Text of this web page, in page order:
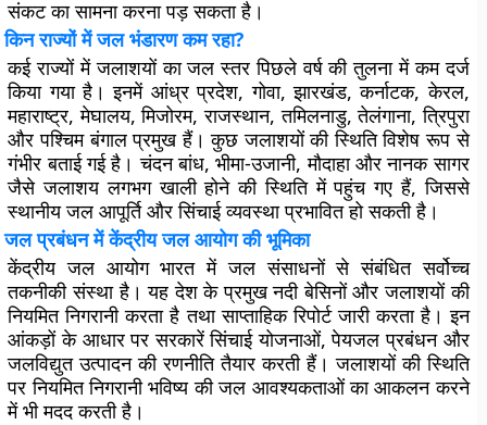
संकट का सामना करना पड़ सकता है।
किन राज्यों में जल भंडारण कम रहा?
कई राज्यों में जलाशयों का जल स्तर पिछले वर्ष की तुलना में कम दर्ज
किया गया है। इनमें आंध्र प्रदेश, गोवा, झारखंड, कर्नाटक, केरल,
महाराष्ट्र, मेघालय, मिजोरम, राजस्थान, तमिलनाडु, तेलंगाना, त्रिपुरा
और पश्चिम बंगाल प्रमुख हैं। कुछ जलाशयों की स्थिति विशेष रूप से
गंभीर बताई गई है। चंदन बांध, भीमा-उजानी, मौदाहा और नानक सागर
जैसे जलाशय लगभग खाली होने की स्थिति में पहुंच गए हैं, जिससे
स्थानीय जल आपूर्ति और सिंचाई व्यवस्था प्रभावित हो सकती है।
जल प्रबंधन में केंद्रीय जल आयोग की भूमिका
केंद्रीय जल आयोग भारत में जल संसाधनों से संबंधित सर्वोच्च
तकनीकी संस्था है। यह देश के प्रमुख नदी बेसिनों और जलाशयों की
नियमित निगरानी करता है तथा साप्ताहिक रिपोर्ट जारी करता है। इन
आंकड़ों के आधार पर सरकारें सिंचाई योजनाओं, पेयजल प्रबंधन और
जलविद्युत उत्पादन की रणनीति तैयार करती हैं। जलाशयों की स्थिति
पर नियमित निगरानी भविष्य की जल आवश्यकताओं का आकलन करने
में भी मदद करती है।